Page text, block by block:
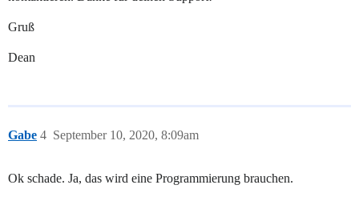
Gruß
Dean
Gabe September 10, 2020, 8:09am
4
Ok schade. Ja, das wird eine Programmierung brauchen.